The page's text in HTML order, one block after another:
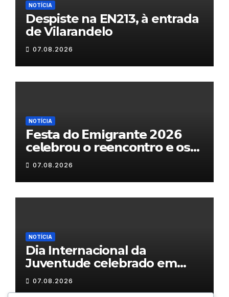
NOTÍCIA
Despiste na EN213, à entrada
de Vilarandelo
07.08.2026
NOTÍCIA
𝗙𝗲𝘀𝘁𝗮 𝗱𝗼 𝗘𝗺𝗶𝗴𝗿𝗮𝗻𝘁𝗲 𝟮𝟬𝟮𝟲
𝗰𝗲𝗹𝗲𝗯𝗿𝗼𝘂 𝗼 𝗿𝗲𝗲𝗻𝗰𝗼𝗻𝘁𝗿𝗼 𝗲 𝗼𝘀
𝗹𝗮𝗰̧𝗼𝘀 𝗾𝘂𝗲 𝘂𝗻𝗲𝗺 𝗠𝘂𝗿𝗰̧𝗮
07.08.2026
NOTÍCIA
Dia Internacional da
Juventude celebrado em
Chaves com atividades
gratuitas
07.08.2026